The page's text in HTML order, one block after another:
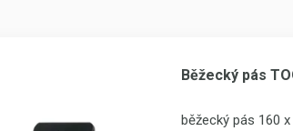
Běžecký pás
běžecký pás 160